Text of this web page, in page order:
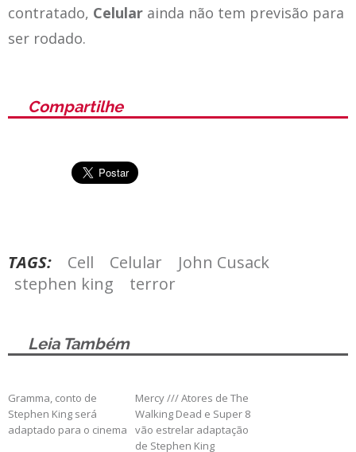
contratado, Celular ainda não tem previsão para
ser rodado.
Compartilhe
TAGS: Cell Celular
John Cusack
stephen king
terror
Leia Também
Gramma, conto de
Stephen King será
adaptado para o cinema
Mercy /// Atores de The
Walking Dead e Super 8
vão estrelar adaptação
de Stephen King